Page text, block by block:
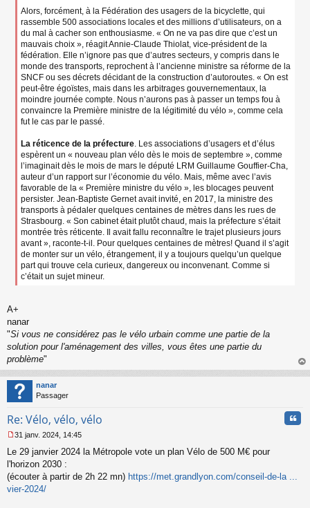
Alors, forcément, à la Fédération des usagers de la bicyclette, qui
rassemble 500 associations locales et des millions d’utilisateurs, on a
du mal à cacher son enthousiasme. « On ne va pas dire que c’est un
mauvais choix », réagit Annie-Claude Thiolat, vice-président de la
fédération. Elle n’ignore pas que d’autres secteurs, y compris dans le
monde des transports, reprochent à l’ancienne ministre sa réforme de la
SNCF ou ses décrets décidant de la construction d’autoroutes. « On est
peut-être égoïstes, mais dans les arbitrages gouvernementaux, la
moindre journée compte. Nous n’aurons pas à passer un temps fou à
convaincre la Première ministre de la légitimité du vélo », comme cela
fut le cas par le passé.
La réticence de la préfecture. Les associations d’usagers et d’élus
espèrent un « nouveau plan vélo dès le mois de septembre », comme
l’imaginait dès le mois de mars le député LRM Guillaume Gouffier-Cha,
auteur d’un rapport sur l’économie du vélo. Mais, même avec l’avis
favorable de la « Première ministre du vélo », les blocages peuvent
persister. Jean-Baptiste Gernet avait invité, en 2017, la ministre des
transports à pédaler quelques centaines de mètres dans les rues de
Strasbourg. « Son cabinet était plutôt chaud, mais la préfecture s’était
montrée très réticente. Il avait fallu reconnaître le trajet plusieurs jours
avant », raconte-t-il. Pour quelques centaines de mètres! Quand il s’agit
de monter sur un vélo, étrangement, il y a toujours quelqu’un quelque
part qui trouve cela curieux, dangereux ou inconvenant. Comme si
c’était un sujet mineur.
A+
nanar
"Si vous ne considérez pas le vélo urbain comme une partie de la
solution pour l'aménagement des villes, vous êtes une partie du
problème"
au
nanar
Passager
Re: Vélo, vélo, vélo
e
s
s
g
31 janv. 2024, 14:45
Le 29 janvier 2024 la Métropole vote un plan Vélo de 500 M€ pour
l'horizon 2030 :
(écouter à partir de 2h 22 mn) https://met.grandlyon.com/conseil-de-la ...
vier-2024/